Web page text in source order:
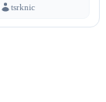
tsrknic